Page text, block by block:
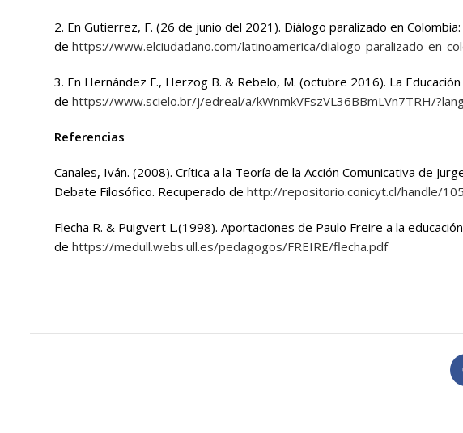
2. En Gutierrez, F. (26 de junio del 2021). Diálogo paralizado en
de https://www.elciudadano.com/latinoamerica/dialogo-paralizado-en-
3. En Hernández F., Herzog B. & Rebelo, M. (octubre 2016). La
de https://www.scielo.br/j/edreal/a/kWnmkVFszVL36BBmLVn7TRH/
Referencias
Canales, Iván. (2008). Crítica a la Teoría de la Acción Comunicativa de
Debate Filosófico. Recuperado de http://repositorio.conicyt.cl/handle/
Flecha R. & Puigvert L.(1998). Aportaciones de Paulo Freire a la
de https://medull.webs.ull.es/pedagogos/FREIRE/flecha.pdf